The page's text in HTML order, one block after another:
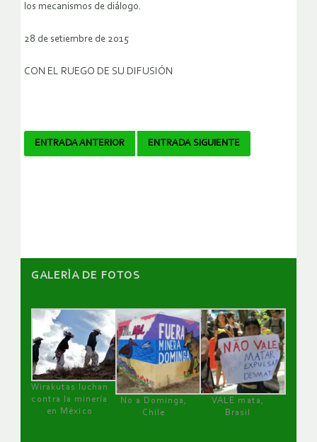
los mecanismos de diálogo.
28 de setiembre de 2015
CON EL RUEGO DE SU DIFUSIÓN
Navegador
ENTRADA ANTERIOR ENTRADA SIGUIENTE
GALERÌA DE FOTOS
Wirakutas luchan
contra la minería
en México
No a Dominga,
Chile
VALE mata,
Brasil